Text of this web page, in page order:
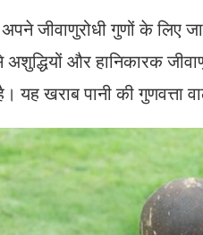
अपने जीवाणुरोधी गुणों के लिए
अशुद्धियों और हानिकारक
यह खराब पानी की गुणवत्ता